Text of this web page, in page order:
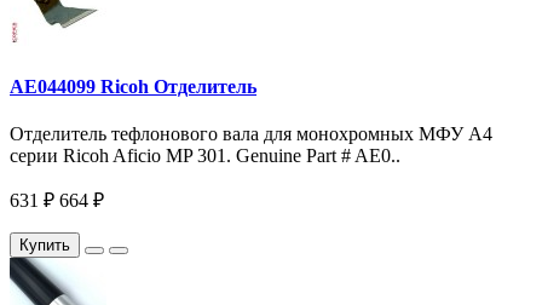
AE044099 Ricoh Отделитель
Отделитель тефлонового вала для монохромных МФУ A4
серии Ricoh Aficio MP 301. Genuine Part # AE0..
631 ₽ 664 ₽
Купить